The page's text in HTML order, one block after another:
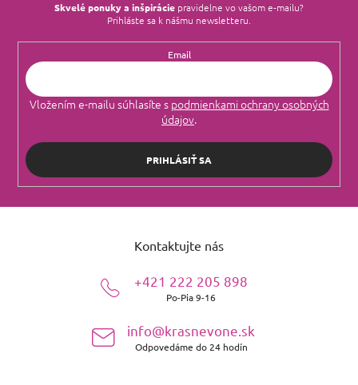
Skvelé ponuky a inšpirácie pravidelne vo vašom e‑mailu?
Prihláste sa k nášmu newsletteru.
Email
Vložením e-mailu súhlasíte s podmienkami ochrany osobných
údajov.
PRIHLÁSIŤ SA
Kontaktujte nás
+421 222 205 898
Po-Pia 9-16
info@krasnevone.sk
Odpovedáme do 24 hodín